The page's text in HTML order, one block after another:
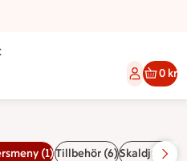
Klockaretorpet
0 kr
(1)Tillbehör (6)